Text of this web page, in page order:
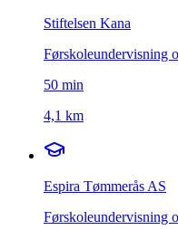
Stiftelsen Kana
Førskoleundervisning
50 min
4,1 km
Espira Tømmerås AS
Førskoleundervisning